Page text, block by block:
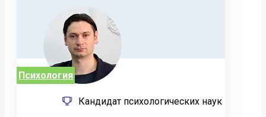
Психология
Кандидат психологических наук